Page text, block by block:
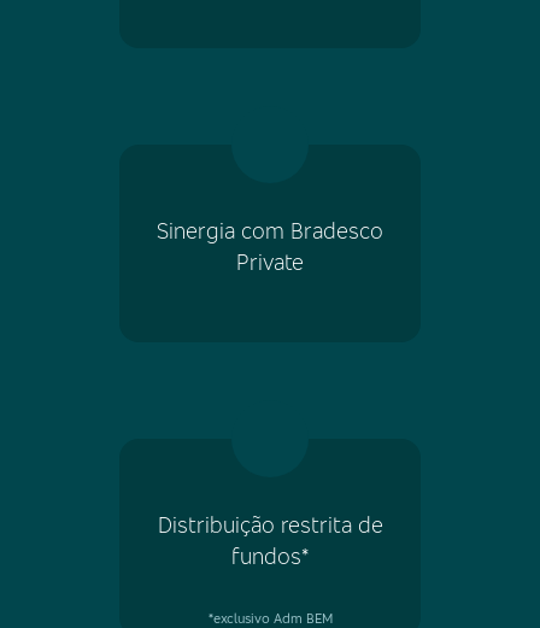
Sinergia com Bradesco
Private
Distribuição restrita de
fundos*
*exclusivo Adm BEM